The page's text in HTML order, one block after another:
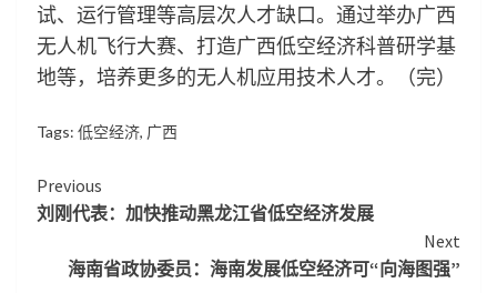
试、运行管理等高层次人才缺口。通过举办广西
无人机飞行大赛、打造广西低空经济科普研学基
地等，培养更多的无人机应用技术人才。（完）
Tags: 低空经济, 广西
Continue
Reading
Previous
刘刚代表：加快推动黑龙江省低空经济发展
Next
海南省政协委员：海南发展低空经济可“向海图强”